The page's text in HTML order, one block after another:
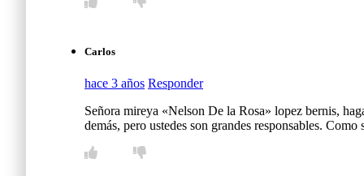
Carlos
hace 3 años Responder
Señora mireya «Nelson De la Rosa» lopez bernis,
demás, pero ustedes son grandes responsables.